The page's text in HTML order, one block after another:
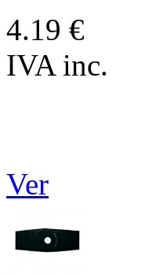
4.19 €
IVA inc.
Ver